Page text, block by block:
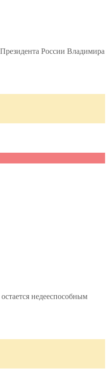
России Владимира
недееспособным